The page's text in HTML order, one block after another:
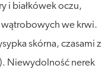
i białkówek oczu,
we krwi.
skórna, czasami z
Niewydolność nerek